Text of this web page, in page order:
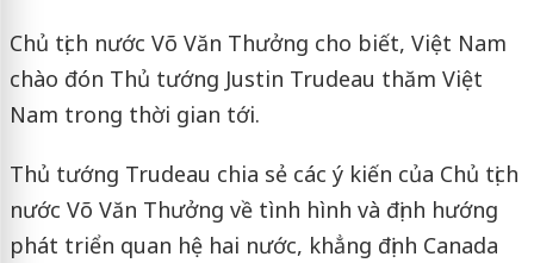
Chủ tịch nước Võ Văn Thưởng cho biết, Việt Nam
chào đón Thủ tướng Justin Trudeau thăm Việt
Nam trong thời gian tới.
Thủ tướng Trudeau chia sẻ các ý kiến của Chủ tịch
nước Võ Văn Thưởng về tình hình và định hướng
phát triển quan hệ hai nước, khẳng định Canada